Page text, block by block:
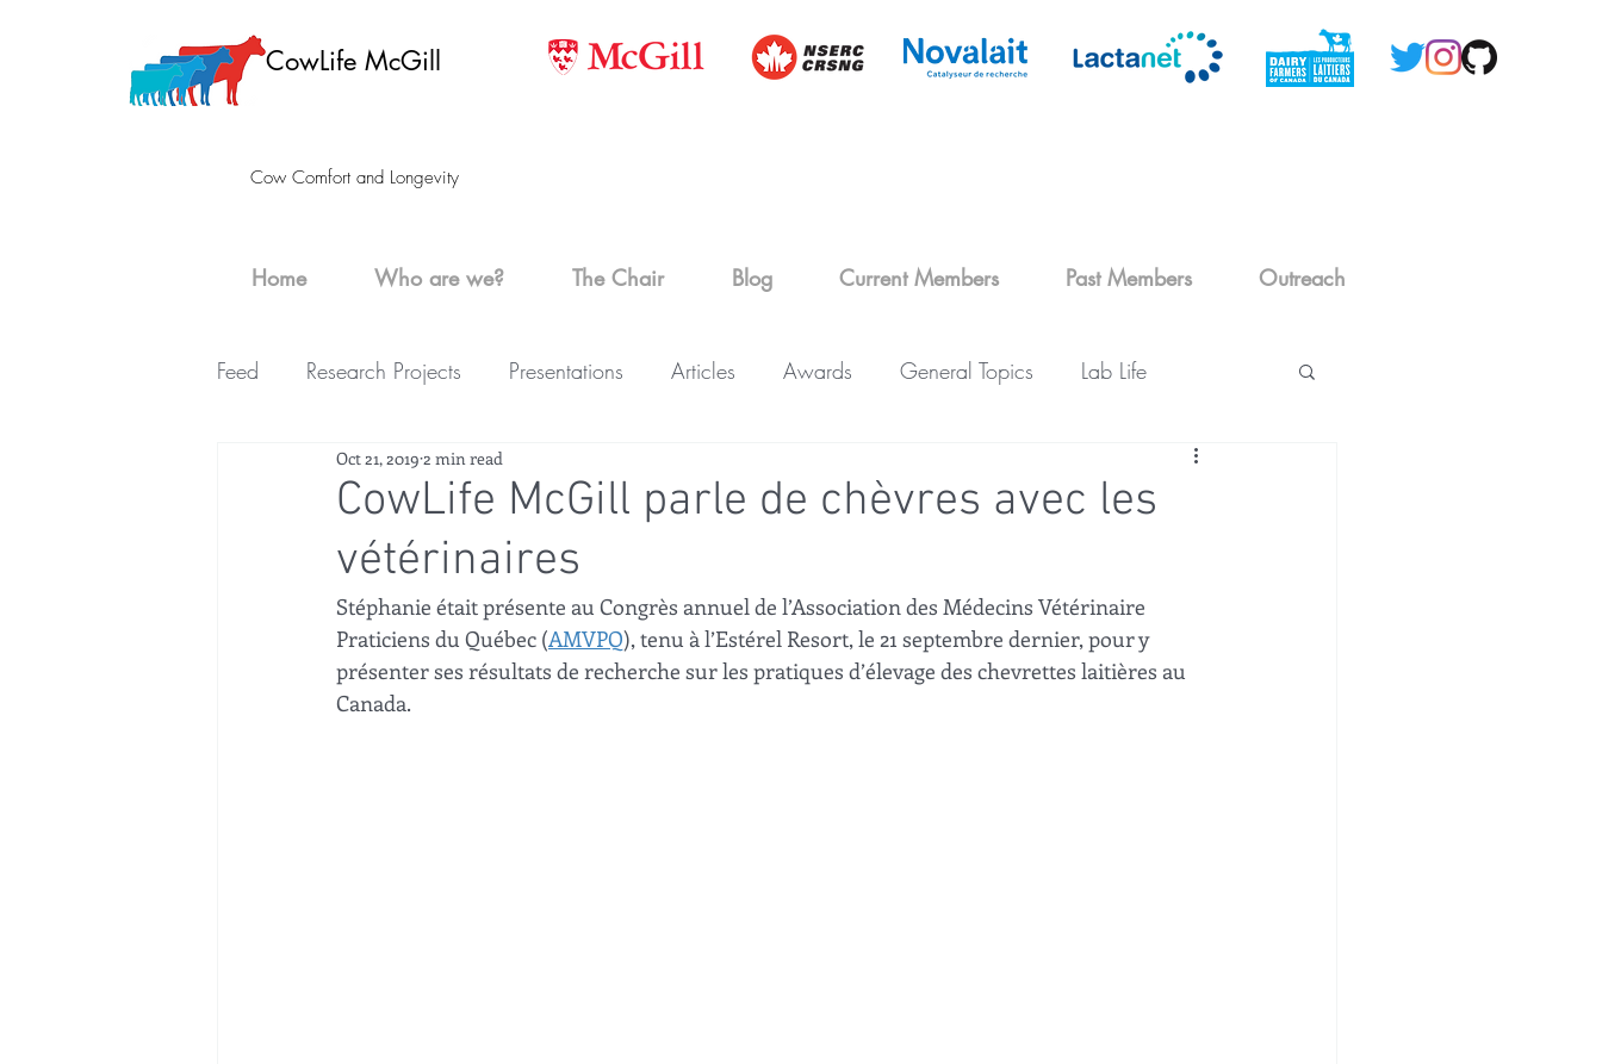
CowLife McGill
Cow Comfort and Longevity
Home Who are we? The Chair Blog Current Members Past Members Outreach
Feed Research Projects Presentations Articles Awards General Topics Lab Life
CowLife McGill parle de chèvres avec les
vétérinaires
Oct 21, 2019 2 min read
Stéphanie était présente au Congrès annuel de l’Association des Médecins Vétérinaire
Praticiens du Québec (AMVPQ), tenu à l’Estérel Resort, le 21 septembre dernier, pour y
présenter ses résultats de recherche sur les pratiques d’élevage des chevrettes laitières au
Canada.